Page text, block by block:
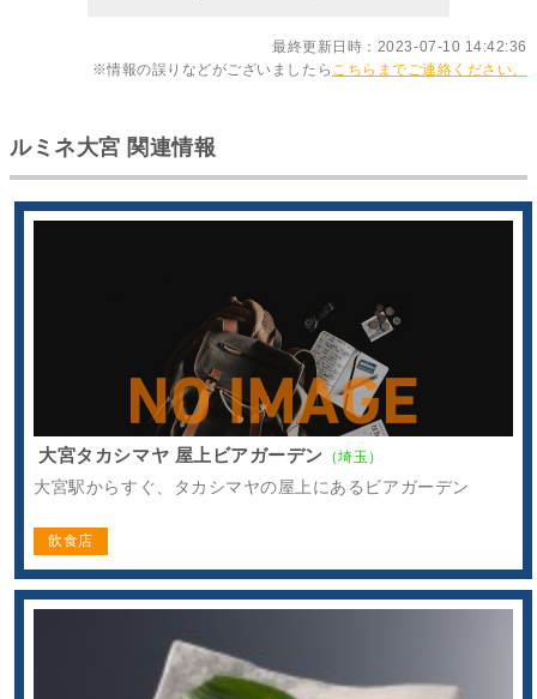
最終更新日時：2023-07-10 14:42:36
※情報の誤りなどがございましたら こちらまでご連絡ください。
ルミネ大宮 関連情報
大宮タカシマヤ 屋上ビアガーデン （埼玉）
大宮駅からすぐ、タカシマヤの屋上にあるビアガーデン
飲食店